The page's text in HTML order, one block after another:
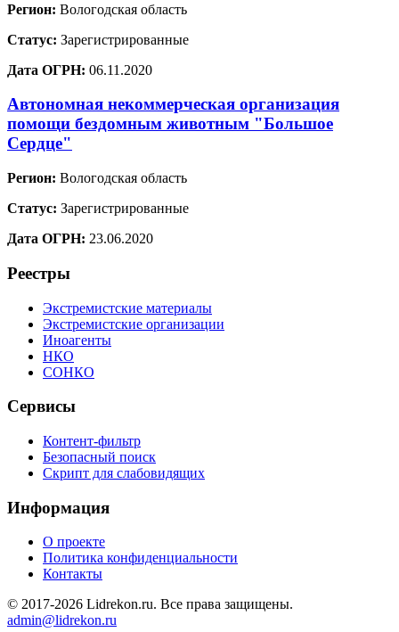
Регион: Вологодская область
Статус: Зарегистрированные
Дата ОГРН: 06.11.2020
Автономная некоммерческая организация
помощи бездомным животным "Большое
Сердце"
Регион: Вологодская область
Статус: Зарегистрированные
Дата ОГРН: 23.06.2020
Реестры
Экстремистские материалы
Экстремистские организации
Иноагенты
НКО
СОНКО
Сервисы
Контент-фильтр
Безопасный поиск
Скрипт для слабовидящих
Информация
О проекте
Политика конфиденциальности
Контакты
© 2017-2026 Lidrekon.ru. Все права защищены.
admin@lidrekon.ru